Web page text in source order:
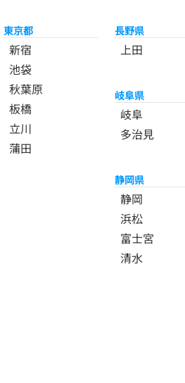
東京都
新宿
池袋
秋葉原
板橋
立川
蒲田
長野県
上田
岐阜県
岐阜
多治見
静岡県
静岡
浜松
富士宮
清水